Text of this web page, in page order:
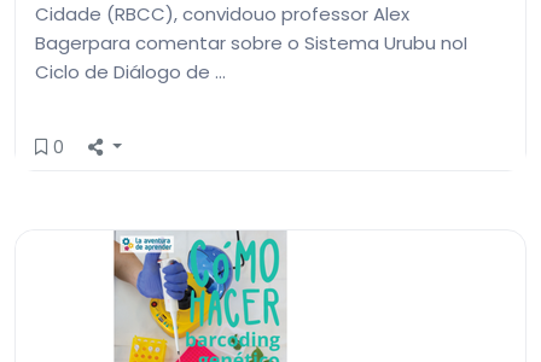
Cidade (RBCC), convidouo professor Alex
Bagerpara comentar sobre o Sistema Urubu noI
Ciclo de Diálogo de …
0